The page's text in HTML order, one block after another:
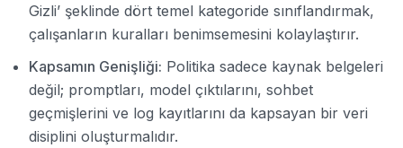
Gizli’ şeklinde dört temel kategoride sınıflandırmak,
çalışanların kuralları benimsemesini kolaylaştırır.
Kapsamın Genişliği: Politika sadece kaynak belgeleri
değil; promptları, model çıktılarını, sohbet
geçmişlerini ve log kayıtlarını da kapsayan bir veri
disiplini oluşturmalıdır.